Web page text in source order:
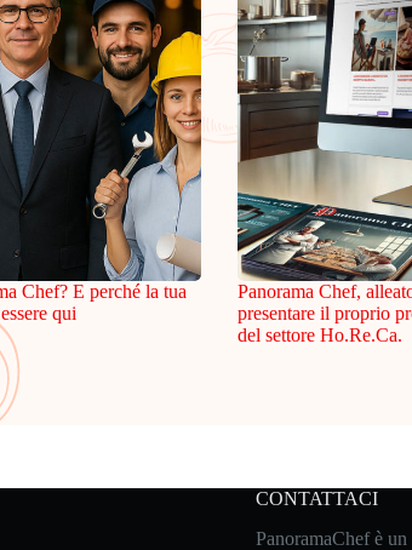
Chef? E perché la tua
qui
Panorama Chef,
presentare il proprio
del settore Ho.Re.Ca.
CONTATTACI
PanoramaChef è